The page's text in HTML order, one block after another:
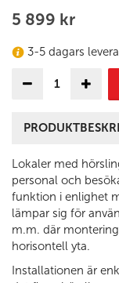
5 899 kr
3-5 dagars
Lokaler med
personal och
funktion i enlighet
lämpar sig för
m.m. där
horisontell yta.
Installationen är